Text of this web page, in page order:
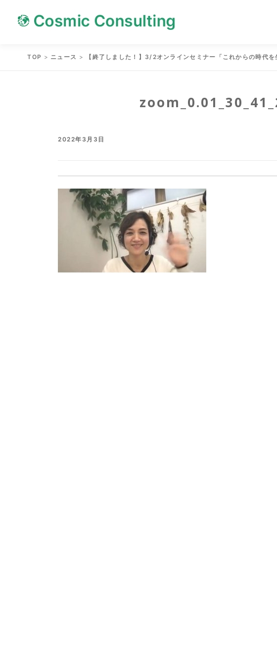
TOP > ニュース > 【終了しました！】3/2オンラインセミナー「これからの時代
2022年3月3日